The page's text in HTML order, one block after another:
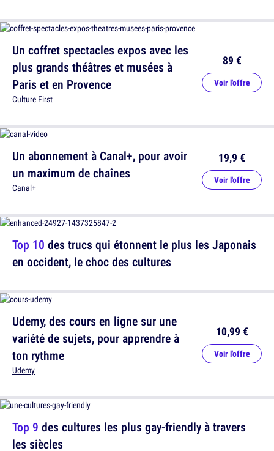
Un abonnement à Canal+, pour avoir
un maximum de chaînes
Canal+
19,9 €
Voir l'offre
Udemy, des cours en ligne sur une
variété de sujets, pour apprendre à
ton rythme
Udemy
10,99 €
Voir l'offre
Un coffret spectacles expos avec les
plus grands théâtres et musées à
Paris et en Provence
Culture First
89 €
Voir l'offre
Top 10 des trucs qui étonnent le plus les Japonais
en occident, le choc des cultures
Top 9 des cultures les plus gay-friendly à travers
les siècles